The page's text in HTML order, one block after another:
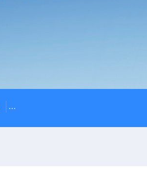
SCK-H玻璃瓶耐热冲击检测仪 赛成仪器